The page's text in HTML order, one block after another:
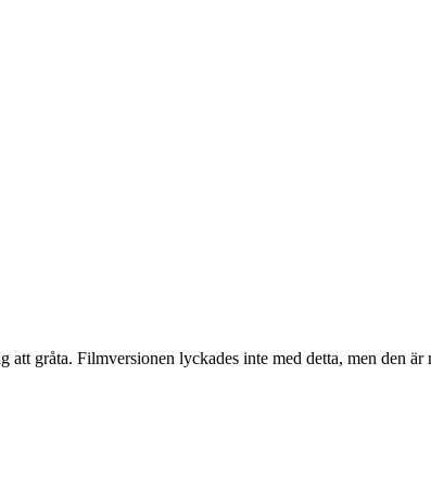
gråta. Filmversionen lyckades inte med detta, men den är